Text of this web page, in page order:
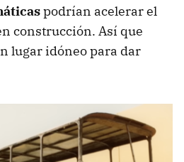
podrían acelerar el
construcción. Así que
lugar idóneo para dar